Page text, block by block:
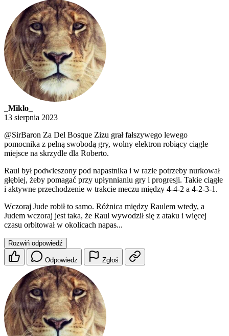
_Miklo_
13 sierpnia 2023
@SirBaron Za Del Bosque Zizu grał fałszywego lewego
pomocnika z pełną swobodą gry, wolny elektron robiący ciągle
miejsce na skrzydle dla Roberto.
Raul był podwieszony pod napastnika i w razie potrzeby nurkował
głębiej, żeby pomagać przy upłynnianiu gry i progresji. Takie ciągłe
i aktywne przechodzenie w trakcie meczu między 4-4-2 a 4-2-3-1.
Wczoraj Jude robił to samo. Różnica między Raulem wtedy, a
Judem wczoraj jest taka, że Raul wywodził się z ataku i więcej
czasu orbitował w okolicach napas...
Rozwiń odpowiedź
Odpowiedz Zgłoś